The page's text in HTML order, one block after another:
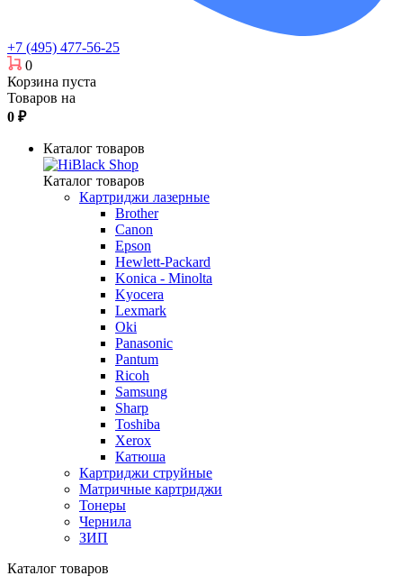
+7 (495) 477-56-25
0
Корзина пуста
Товаров на
0 ₽
Каталог товаров
Каталог товаров
Картриджи лазерные
Brother
Canon
Epson
Hewlett-Packard
Konica - Minolta
Kyocera
Lexmark
Oki
Panasonic
Pantum
Ricoh
Samsung
Sharp
Toshiba
Xerox
Катюша
Картриджи струйные
Матричные картриджи
Тонеры
Чернила
ЗИП
Каталог товаров